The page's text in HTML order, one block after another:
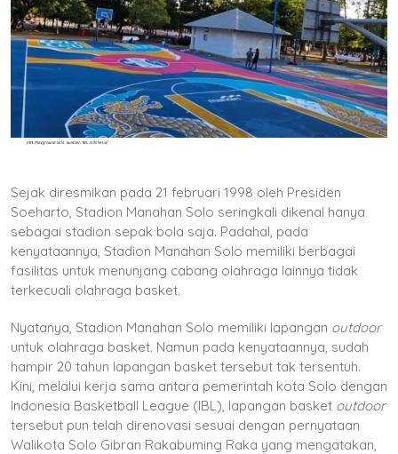
Sejak diresmikan pada 21 februari 1998 oleh Presiden
Soeharto, Stadion Manahan Solo seringkali dikenal hanya
sebagai stadion sepak bola saja. Padahal, pada
kenyataannya, Stadion Manahan Solo memiliki berbagai
fasilitas untuk menunjang cabang olahraga lainnya tidak
terkecuali olahraga basket.
Nyatanya, Stadion Manahan Solo memiliki lapangan outdoor
untuk olahraga basket. Namun pada kenyataannya, sudah
hampir 20 tahun lapangan basket tersebut tak tersentuh.
Kini, melalui kerja sama antara pemerintah kota Solo dengan
Indonesia Basketball League (IBL), lapangan basket outdoor
tersebut pun telah direnovasi sesuai dengan pernyataan
Walikota Solo Gibran Rakabuming Raka yang mengatakan,